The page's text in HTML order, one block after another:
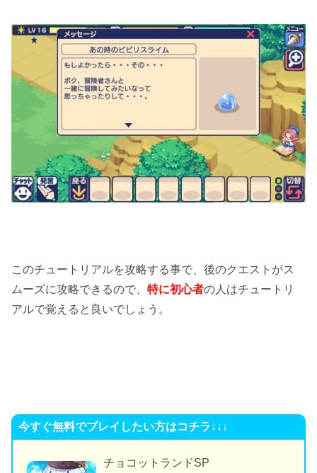
このチュートリアルを攻略する事で、後のクエストがス
ムーズに攻略できるので、特に初心者の人はチュートリ
アルで覚えると良いでしょう。
今すぐ無料でプレイしたい方はコチラ↓↓↓
チョコットランドSP